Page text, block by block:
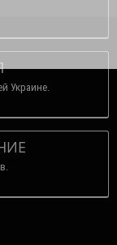
Украине.